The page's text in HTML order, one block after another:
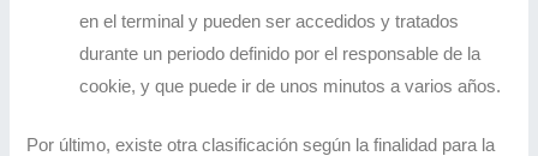
en el terminal y pueden ser accedidos y tratados
durante un periodo definido por el responsable de la
cookie, y que puede ir de unos minutos a varios años.
Por último, existe otra clasificación según la finalidad para la